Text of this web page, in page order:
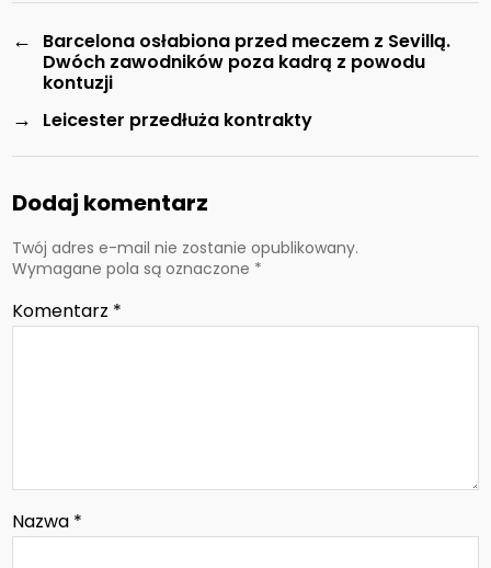
←
Barcelona osłabiona przed meczem z Sevillą.
Dwóch zawodników poza kadrą z powodu
kontuzji
→ Leicester przedłuża kontrakty
Dodaj komentarz
Twój adres e-mail nie zostanie opublikowany.
Wymagane pola są oznaczone *
Komentarz *
Nazwa *